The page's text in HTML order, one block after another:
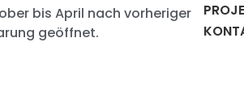
bis April nach vorheriger
geöffnet.